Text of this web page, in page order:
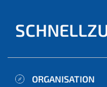
ORGANISATION